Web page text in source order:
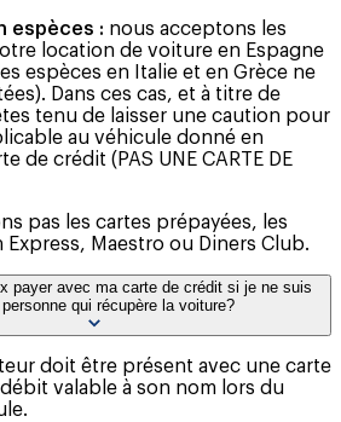
espèces : nous acceptons les
location de voiture en Espagne
espèces en Italie et en Grèce ne
Dans ces cas, et à titre de
tenu de laisser une caution pour
au véhicule donné en
de crédit (PAS UNE CARTE DE
pas les cartes prépayées, les
Express, Maestro ou Diners Club.
payer avec ma carte de crédit si je ne suis
qui récupère la voiture?
doit être présent avec une carte
valable à son nom lors du